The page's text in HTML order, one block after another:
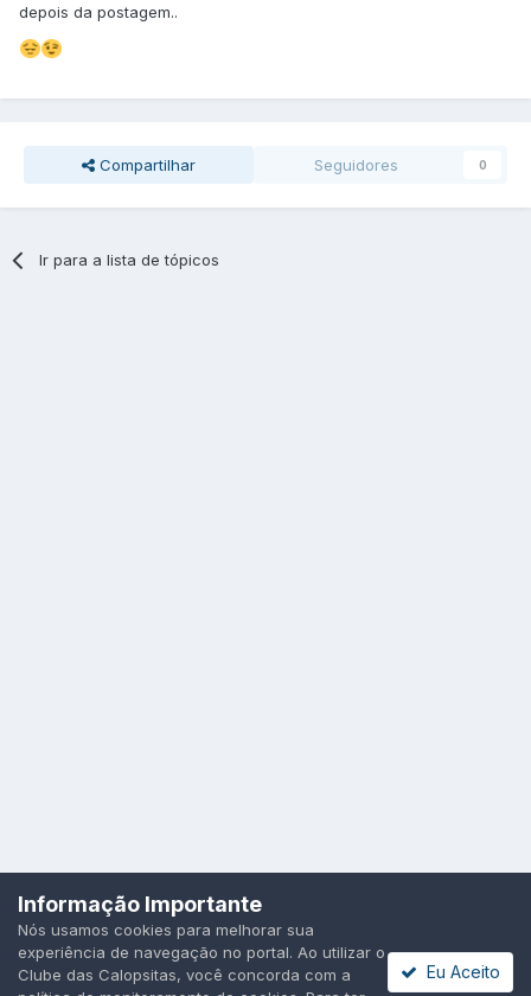
depois da postagem..
Compartilhar Seguidores 0
Ir para a lista de tópicos
Idioma Política de Privacidade
Todos os direitos reservados.
Powered by Invision Community
Informação Importante
Nós usamos cookies para melhorar sua
experiência de navegação no portal. Ao utilizar o
Clube das Calopsitas, você concorda com a
Eu Aceito